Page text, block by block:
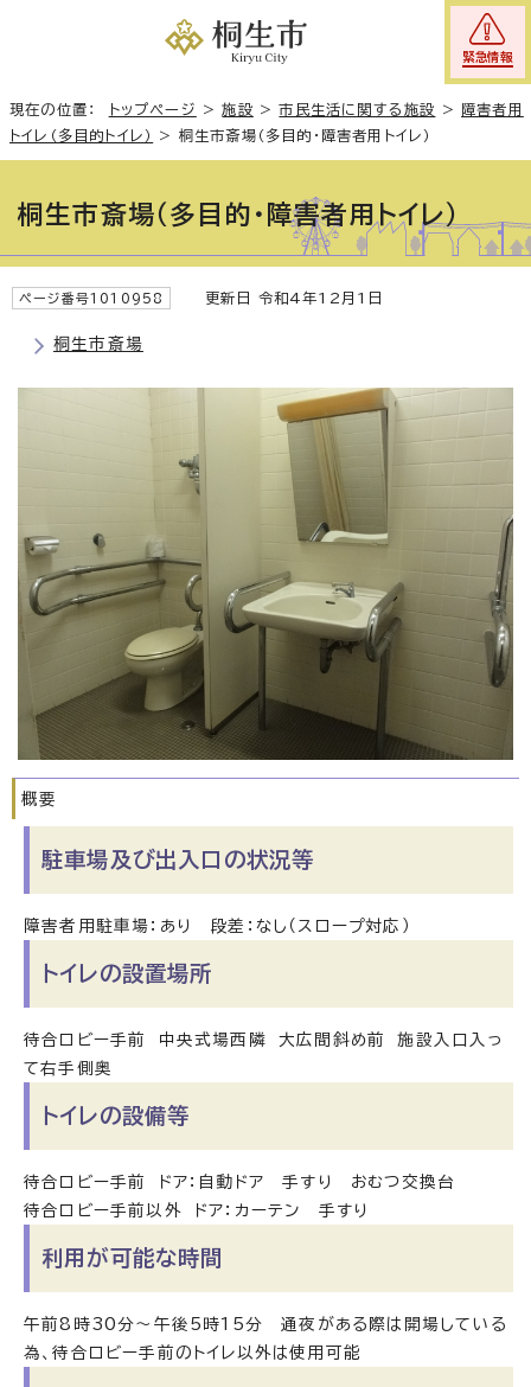
緊急情報
現在の位置： トップページ >施設 >市民生活に関する施設 >
障害者用
トイレ（多目的トイレ）
> 桐生市斎場（多目的・障害者用トイレ）
桐生市斎場（多目的・障害者用トイレ）
ページ番号1010958 更新日 令和4年12月1日
桐生市斎場
概要
駐車場及び出入口の状況等
障害者用駐車場：あり 段差：なし（スロープ対応）
トイレの設置場所
待合ロビー手前 中央式場西隣 大広間斜め前 施設入口入っ
て右手側奥
トイレの設備等
待合ロビー手前 ドア：自動ドア 手すり おむつ交換台
待合ロビー手前以外 ドア：カーテン 手すり
利用が可能な時間
午前8時30分～午後5時15分 通夜がある際は開場している
為、待合ロビー手前のトイレ以外は使用可能